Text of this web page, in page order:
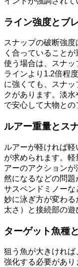
ライン強度とブ
スナップの破断強
く合っていること
使う場合は、スナ
ラインより1.2倍程
に強くても、スナ
クがあります。淡
で安心して大物との
ルアー重量とス
ルアーが軽ければ
が求められます。
アーのアクション
然になるなどの問
サスペンドミノー
妙に泳ぎ方が変わる
太さ）と接続部の遊
ターゲット魚種
狙う魚が大きけれ
強化する必要があ